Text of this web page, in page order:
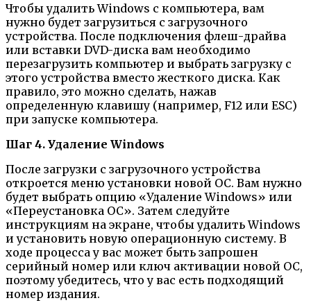
Чтобы удалить Windows с компьютера, вам
нужно будет загрузиться с загрузочного
устройства. После подключения флеш-драйва
или вставки DVD-диска вам необходимо
перезагрузить компьютер и выбрать загрузку с
этого устройства вместо жесткого диска. Как
правило, это можно сделать, нажав
определенную клавишу (например, F12 или ESC)
при запуске компьютера.
Шаг 4. Удаление Windows
После загрузки с загрузочного устройства
откроется меню установки новой ОС. Вам нужно
будет выбрать опцию «Удаление Windows» или
«Переустановка ОС». Затем следуйте
инструкциям на экране, чтобы удалить Windows
и установить новую операционную систему. В
ходе процесса у вас может быть запрошен
серийный номер или ключ активации новой ОС,
поэтому убедитесь, что у вас есть подходящий
номер издания.